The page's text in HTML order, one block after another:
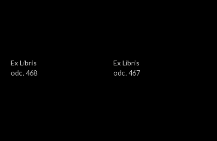
Ex Libris
odc. 468
Ex Libris
odc. 467